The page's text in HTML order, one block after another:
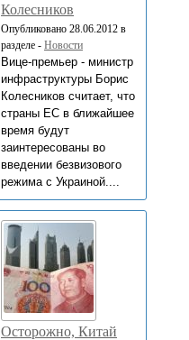
Колесников
Опубликовано 28.06.2012 в
разделе - Новости
Вице-премьер - министр
инфраструктуры Борис
Колесников считает, что
страны ЕС в ближайшее
время будут
заинтересованы во
введении безвизового
режима с Украиной....
Осторожно, Китай